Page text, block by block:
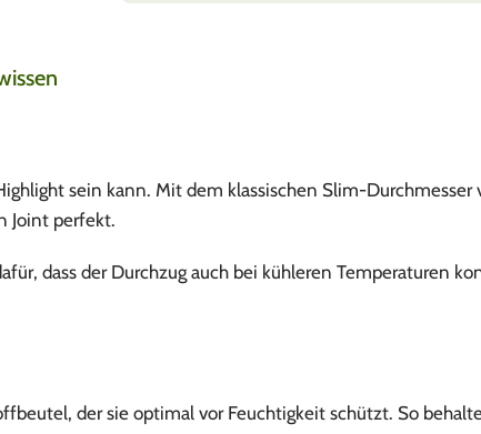
sein kann. Mit dem klassischen Slim-
Joint perfekt.
dass der Durchzug auch bei kühleren Temperaturen
der sie optimal vor Feuchtigkeit schützt. So